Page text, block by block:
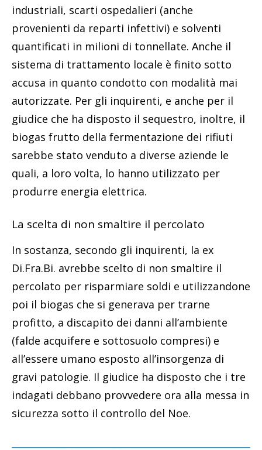
industriali, scarti ospedalieri (anche
provenienti da reparti infettivi) e solventi
quantificati in milioni di tonnellate. Anche il
sistema di trattamento locale è finito sotto
accusa in quanto condotto con modalità mai
autorizzate. Per gli inquirenti, e anche per il
giudice che ha disposto il sequestro, inoltre, il
biogas frutto della fermentazione dei rifiuti
sarebbe stato venduto a diverse aziende le
quali, a loro volta, lo hanno utilizzato per
produrre energia elettrica.
La scelta di non smaltire il percolato
In sostanza, secondo gli inquirenti, la ex
Di.Fra.Bi. avrebbe scelto di non smaltire il
percolato per risparmiare soldi e utilizzandone
poi il biogas che si generava per trarne
profitto, a discapito dei danni all’ambiente
(falde acquifere e sottosuolo compresi) e
all’essere umano esposto all’insorgenza di
gravi patologie. Il giudice ha disposto che i tre
indagati debbano provvedere ora alla messa in
sicurezza sotto il controllo del Noe.